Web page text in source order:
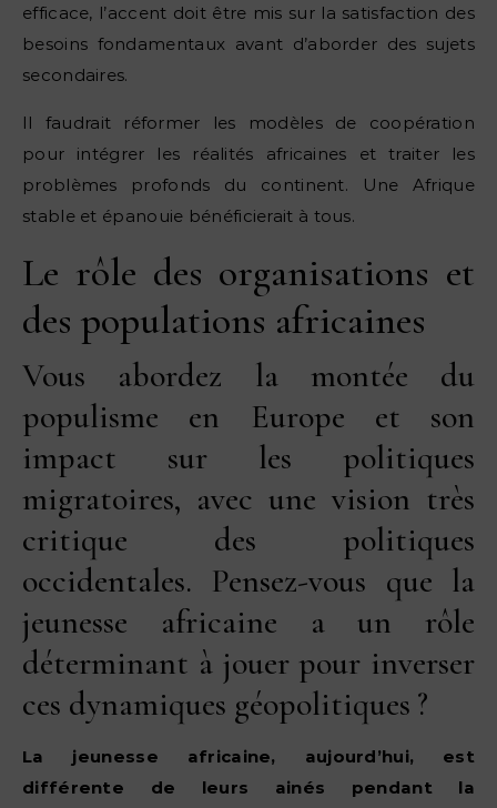
efficace, l’accent doit être mis sur la satisfaction des
besoins fondamentaux avant d’aborder des sujets
secondaires.
Il faudrait réformer les modèles de coopération
pour intégrer les réalités africaines et traiter les
problèmes profonds du continent. Une Afrique
stable et épanouie bénéficierait à tous.
Le rôle des organisations et
des populations africaines
Vous abordez la montée du
populisme en Europe et son
impact sur les politiques
migratoires, avec une vision très
critique des politiques
occidentales. Pensez-vous que la
jeunesse africaine a un rôle
déterminant à jouer pour inverser
ces dynamiques géopolitiques ?
La jeunesse africaine, aujourd’hui, est
différente de leurs ainés pendant la